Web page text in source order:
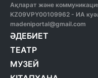
Ақпарат және
KZ09VPY00109962 - ИА
madeniportal@gmail.com
ӘДЕБИЕТ
ТЕАТР
МУЗЕЙ